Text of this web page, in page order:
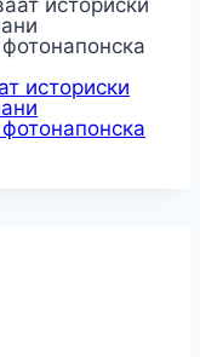
историски